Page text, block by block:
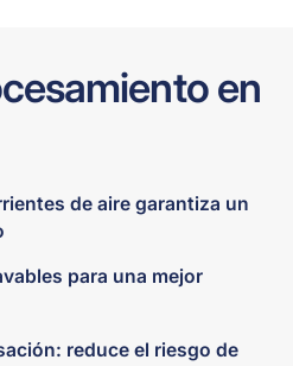
en
de aire garantiza un
para una mejor
reduce el riesgo de